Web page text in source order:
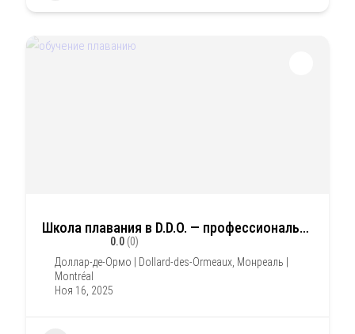
Школа плавания в D.D.O. — профессиональное обучение для детей от 5 до 16 лет
0.0 (0)
Доллар-де-Ормо | Dollard-des-Ormeaux, Монреаль |
Montréal
Ноя 16, 2025